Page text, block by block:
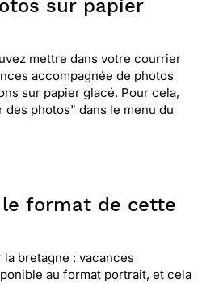
sur papier
mettre dans votre courrier
accompagnée de photos
sur papier glacé. Pour cela,
photos" dans le menu du
format de cette
bretagne : vacances
au format portrait, et cela